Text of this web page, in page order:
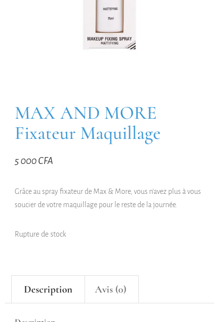
MAX AND MORE
Fixateur Maquillage
5 000CFA
Grâce au spray fixateur de Max & More, vous n’avez plus à vous
soucier de votre maquillage pour le reste de la journée.
Rupture de stock
Description Avis (0)